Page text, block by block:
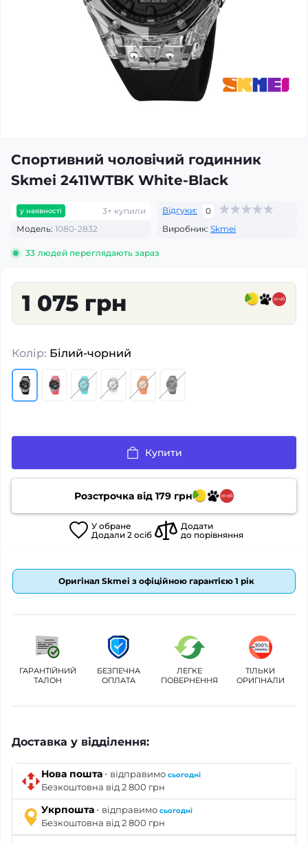
Спортивний чоловічий годинник
Skmei 2411WTBK White-Black
у наявності 3+ купили Відгуки:
0
Модель: 1080-2832 Виробник: Skmei
33 людей переглядають зараз
1 075 грн
Колір: Білий-чорний
Купити
Розстрочка від 179 грн
У обране
Додали 2осіб
Додати
до порівняння
Оригінал Skmei з офіційною гарантією 1 рік
ГАРАНТІЙНИЙ
ТАЛОН
БЕЗПЕЧНА
ОПЛАТА
ЛЕГКЕ
ПОВЕРНЕННЯ
ТІЛЬКИ
ОРИГІНАЛИ
Доставка у відділення:
Нова пошта · відправимо сьогодні
Безкоштовна від 2 800 грн
Укрпошта · відправимо сьогодні
Безкоштовна від 2 800 грн